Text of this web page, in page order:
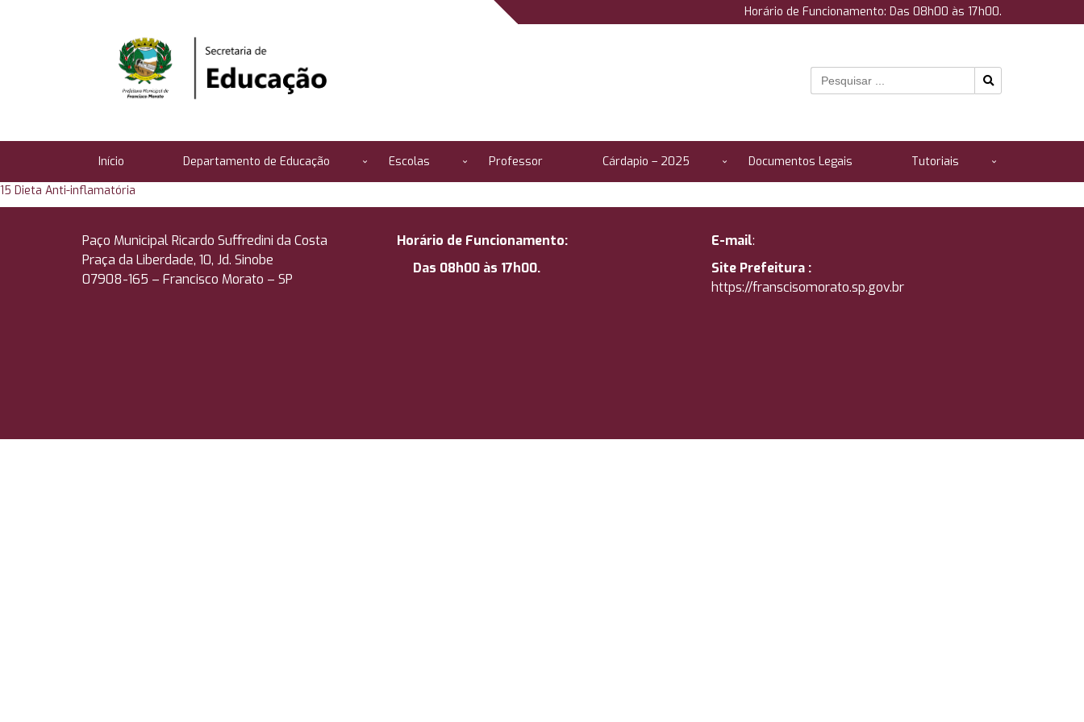
Horário de Funcionamento: Das 08h00 às 17h00.
Início Departamento de Educação Escolas Professor Cárdapio – 2025 Documentos Legais
Tutoriais
15 Dieta Anti-inflamatória
Paço Municipal Ricardo Suffredini da Costa
Praça da Liberdade, 10, Jd. Sinobe
07908-165 – Francisco Morato – SP
Horário de Funcionamento:
Das 08h00 às 17h00.
E-mail:
Site Prefeitura :
https://franscisomorato.sp.gov.br